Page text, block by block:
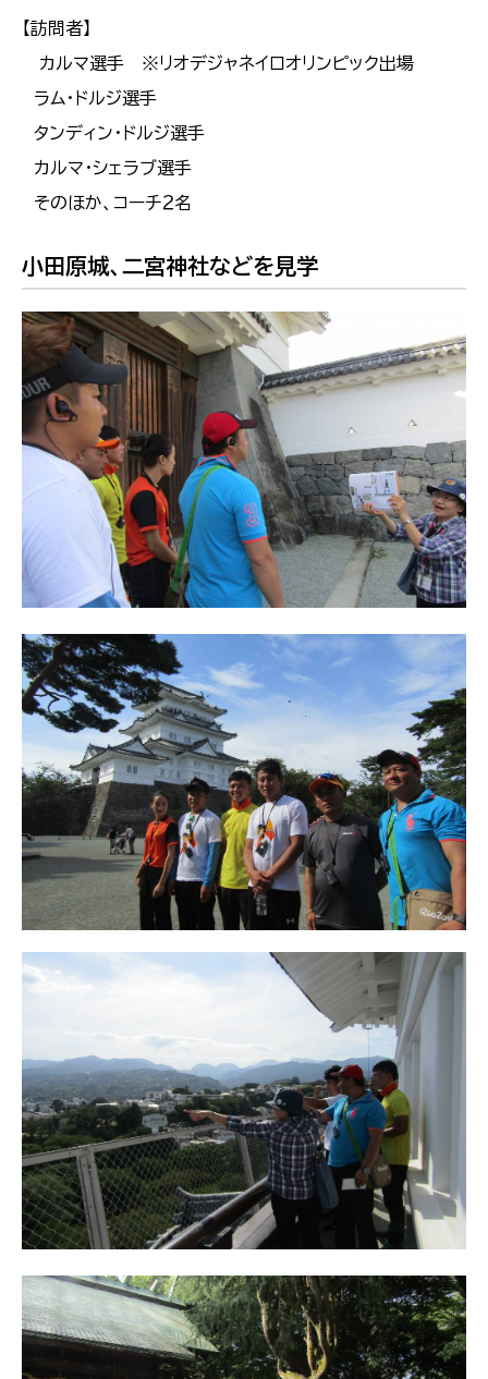
【訪問者】
カルマ選手 ※リオデジャネイロオリンピック出場
ラム・ドルジ選手
タンディン・ドルジ選手
カルマ・シェラブ選手
そのほか、コーチ２名
小田原城、二宮神社などを見学